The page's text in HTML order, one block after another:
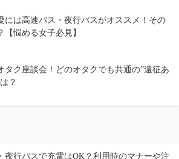
には高速バス・夜行バスがオススメ！その
【悩める女子必見】
タク座談会！どのオタクでも共通の”遠征あ
？
夜行バスで充電はOK？利用時のマナーや注